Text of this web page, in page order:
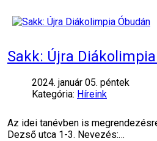
Sakk: Újra
2024. január 05. péntek
Kategória: Híreink
Az idei tanévben is
Dezső utca 1-3. Nevezés:…